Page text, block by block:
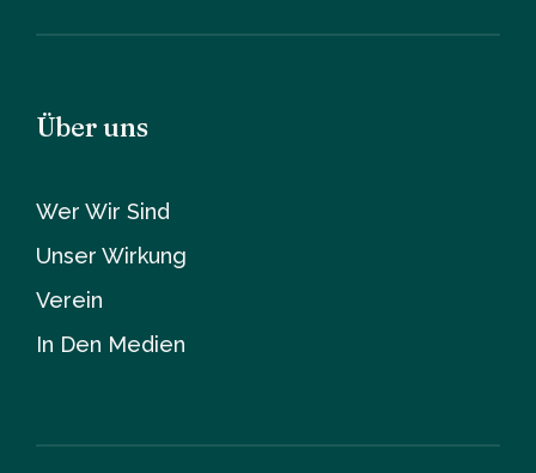
Über uns
Wer Wir Sind
Unser Wirkung
Verein
In Den Medien